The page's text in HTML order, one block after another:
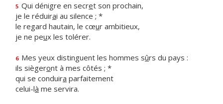
5 Qui dénigre en secret son prochain,
je le réduirai au silence ; *
le regard hautain, le cœur ambitieux,
je ne peux les tolérer.
6 Mes yeux distinguent les hommes sûrs du pays :
ils siègeront à mes côtés ; *
qui se conduira parfaitement
celui-là me servira.